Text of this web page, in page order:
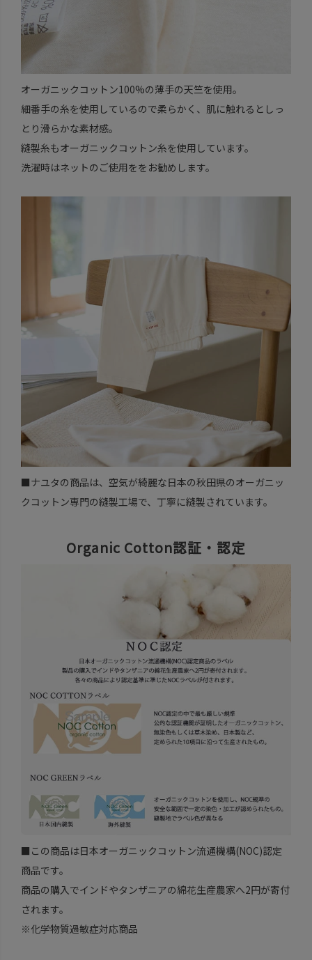
オーガニックコットン100%の薄手の天竺を使用。
細番手の糸を使用しているので柔らかく、肌に触れるとしっ
とり滑らかな素材感。
縫製糸もオーガニックコットン糸を使用しています。
洗濯時はネットのご使用ををお勧めします。
■ナユタの商品は、空気が綺麗な日本の秋田県のオーガニッ
クコットン専門の縫製工場で、丁寧に縫製されています。
Organic Cotton認証・認定
■この商品は日本オーガニックコットン流通機構(NOC)認定
商品です。
商品の購入でインドやタンザニアの綿花生産農家へ2円が寄付
されます。
※化学物質過敏症対応商品